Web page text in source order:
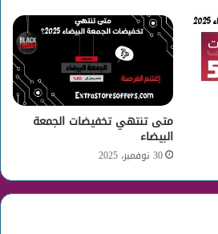
متى تنتهي تخفيضات الجمعة
البيضاء
30 نوفمبر، 2025